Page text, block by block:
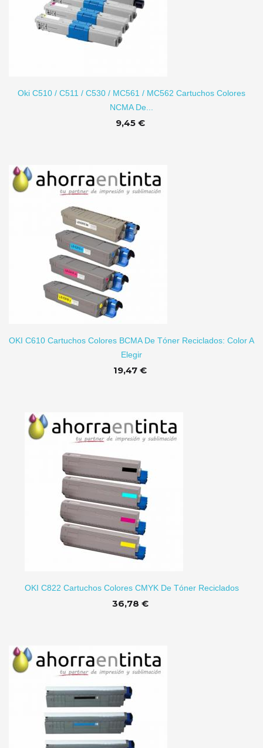
Oki C510 / C511 / C530 / MC561 / MC562 Cartuchos Colores
NCMA De...
9,45 €
OKI C610 Cartuchos Colores BCMA De Tóner Reciclados: Color A
Elegir
19,47 €
OKI C822 Cartuchos Colores CMYK De Tóner Reciclados
36,78 €